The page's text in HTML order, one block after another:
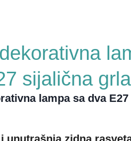
sijalična
lampa sa dva